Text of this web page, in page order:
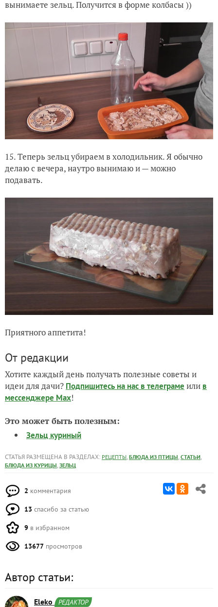
вынимаете зельц. Получится в форме колбасы ))
15. Теперь зельц убираем в холодильник. Я обычно
делаю с вечера, наутро вынимаю и — можно
подавать.
Приятного аппетита!
От редакции
Хотите каждый день получать полезные советы и
идеи для дачи? Подпишитесь на нас в телеграме или в
мессенджере Max!
Это может быть полезным:
Зельц куриный
СТАТЬЯ РАЗМЕЩЕНА В РАЗДЕЛАХ: РЕЦЕПТЫ, БЛЮДА ИЗ ПТИЦЫ, СТАТЬИ,
БЛЮДА ИЗ КУРИЦЫ, ЗЕЛЬЦ
2 комментария
13 спасибо за статью
9 в избранном
13677 просмотров
Автор статьи:
Eleko РЕДАКТОР